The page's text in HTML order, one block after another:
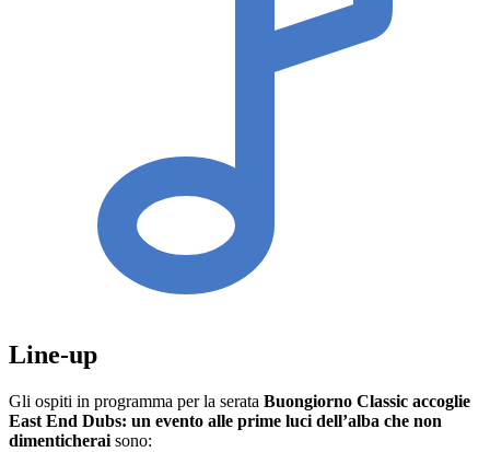
Line-up
Gli ospiti in programma per la serata Buongiorno Classic accoglie
East End Dubs: un evento alle prime luci dell’alba che non
dimenticherai sono: